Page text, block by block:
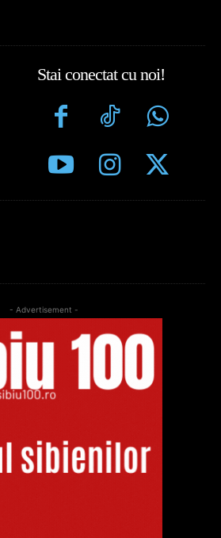
Stai conectat cu noi!
- Advertisement -